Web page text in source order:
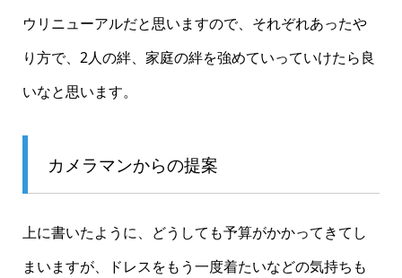
ウリニューアルだと思いますので、それぞれあったや
り方で、2人の絆、家庭の絆を強めていっていけたら良
いなと思います。
カメラマンからの提案
上に書いたように、どうしても予算がかかってきてし
まいますが、ドレスをもう一度着たいなどの気持ちも